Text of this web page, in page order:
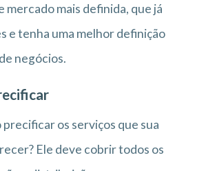
mercado mais definida, que já
e tenha uma melhor definição
negócios.
precificar os serviços que sua
Ele deve cobrir todos os